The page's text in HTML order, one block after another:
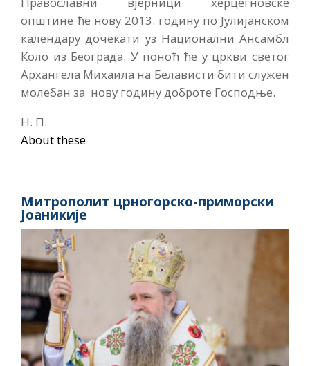
општине ће нову 2013. годину по Јулијанском
календару дочекати уз Национални Ансамбл
Коло из Београда. У поноћ ће у цркви светог
Архангела Михаила на Белависти бити служен
молебан за нову годину доброте Господње.
Н. П.
About these
Митрополит црногорско-приморски
Јоаникије